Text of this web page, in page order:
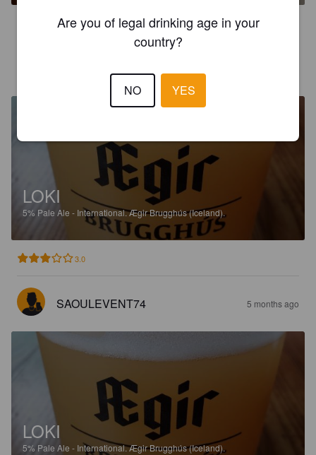
2.5
LOKI
5% Pale Ale - International.Ægir Brugghús (Iceland).
3.0
SAOULEVENT74 5 months ago
LOKI
5% Pale Ale - International.Ægir Brugghús (Iceland).
Are you of legal drinking age in your
country?
NO YES